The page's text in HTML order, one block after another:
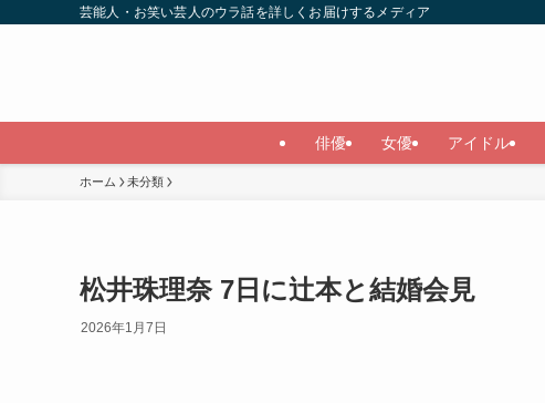
芸能人・お笑い芸人のウラ話を詳しくお届けするメディア
俳優 女優 アイドル
ホーム 未分類
松井珠理奈 7日に辻本と結婚会見
2026年1月7日